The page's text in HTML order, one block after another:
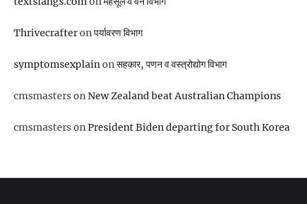
Thrivecrafteronपर्यावरण विभाग
symptomsexplainonसहकार, पणन व वस्‍त्रोद्योग विभाग
cmsmastersonNew Zealand beat Australian Champions
cmsmastersonPresident Biden departing for South Korea